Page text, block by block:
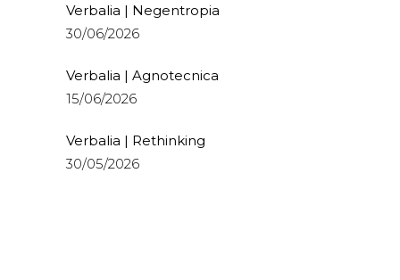
Verbalia | Negentropia
30/06/2026
Verbalia | Agnotecnica
15/06/2026
Verbalia | Rethinking
30/05/2026